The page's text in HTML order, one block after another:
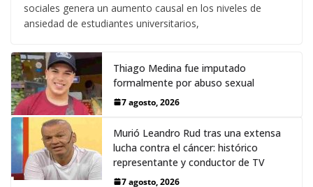
sociales genera un aumento causal en los niveles de
ansiedad de estudiantes universitarios,
Thiago Medina fue imputado
formalmente por abuso sexual
7 agosto, 2026
Murió Leandro Rud tras una extensa
lucha contra el cáncer: histórico
representante y conductor de TV
7 agosto, 2026